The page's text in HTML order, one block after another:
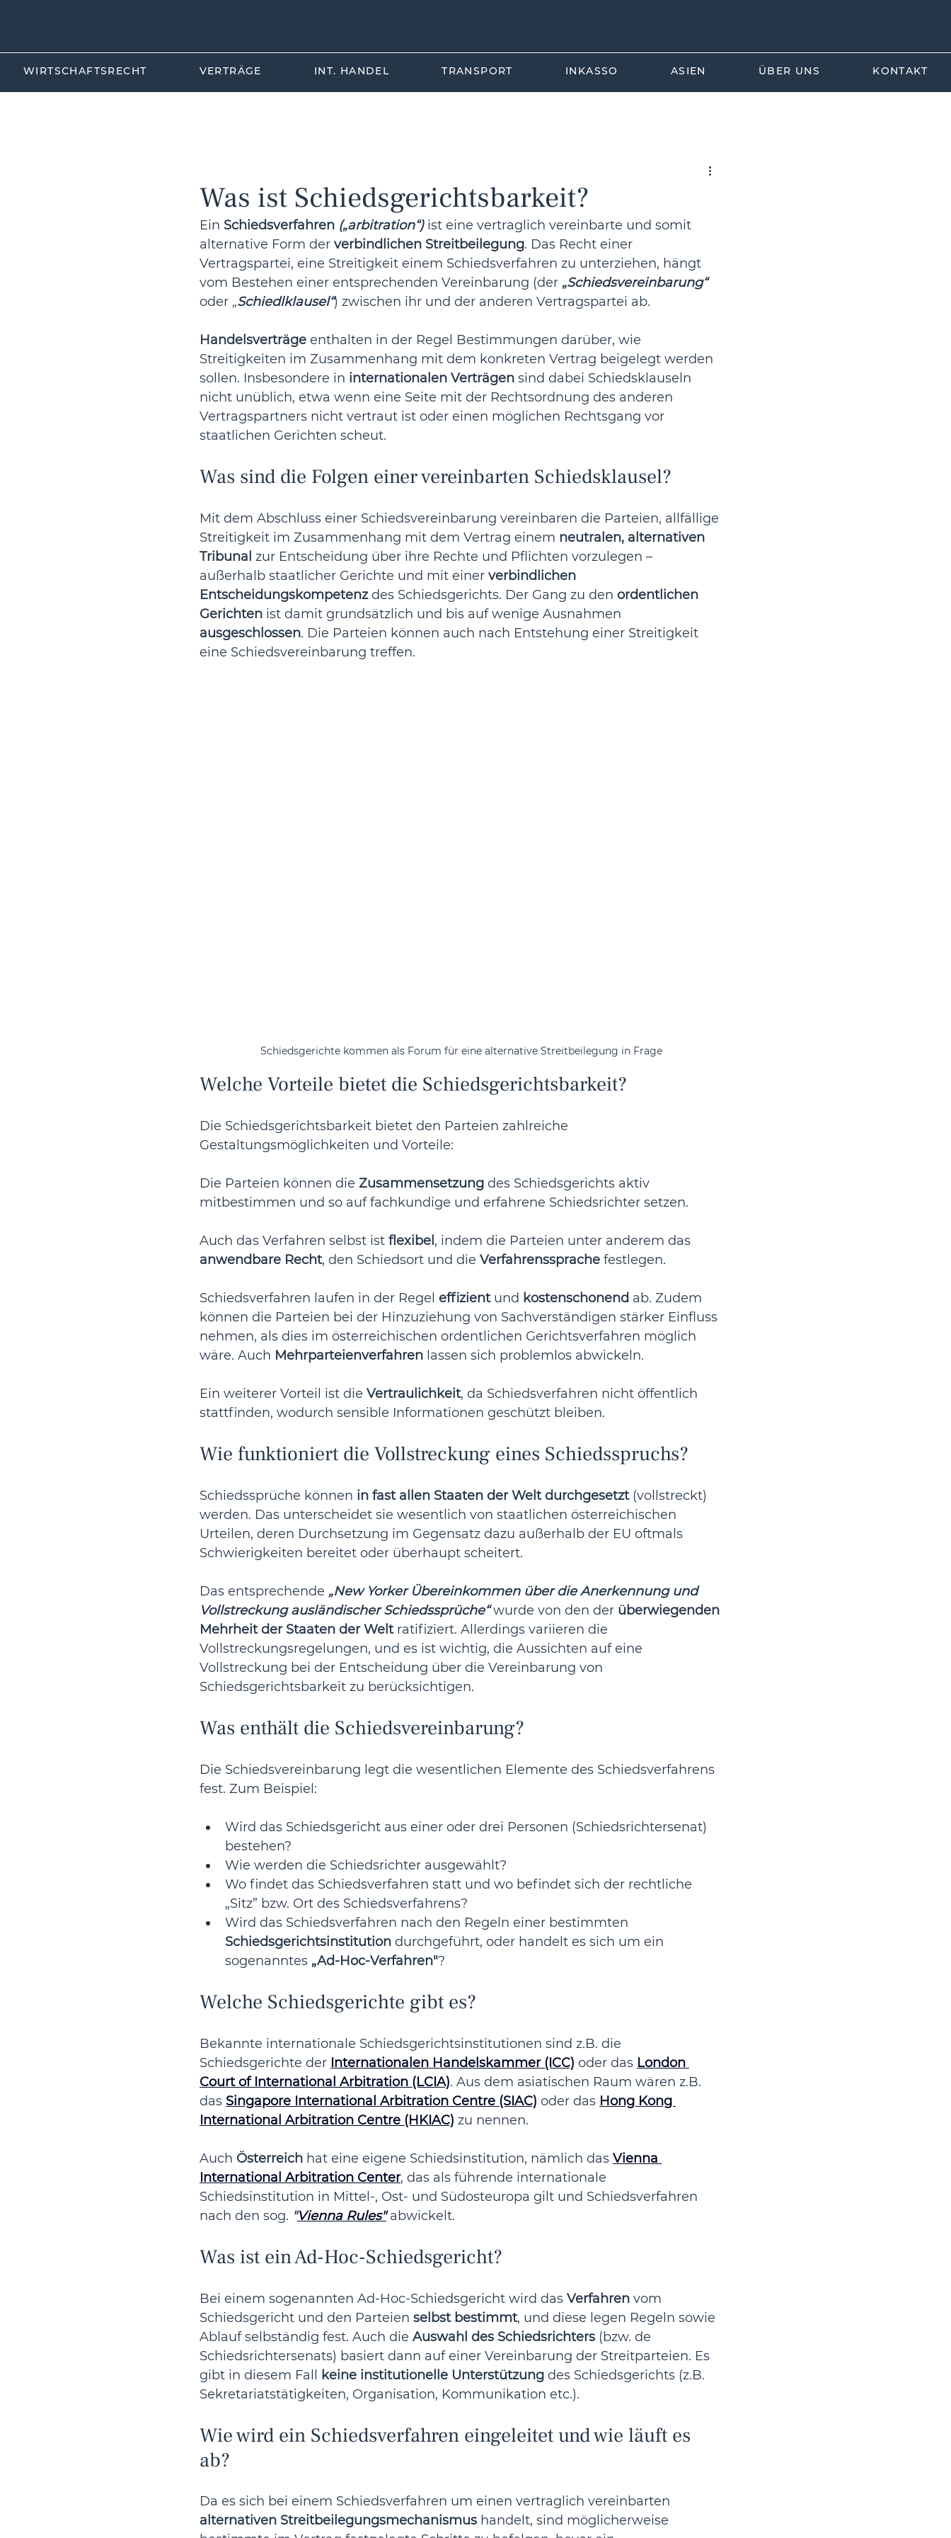
WIRTSCHAFTSRECHT VERTRÄGE INT. HANDEL TRANSPORT INKASSO ASIEN ÜBER UNS KONTAKT
Was ist Schiedsgerichtsbarkeit?
Ein Schiedsverfahren („arbitration“) ist eine vertraglich vereinbarte und somit
alternative Form der verbindlichen Streitbeilegung. Das Recht einer
Vertragspartei, eine Streitigkeit einem Schiedsverfahren zu unterziehen, hängt
vom Bestehen einer entsprechenden Vereinbarung (der „Schiedsvereinbarung“
oder „Schiedlklausel“) zwischen ihr und der anderen Vertragspartei ab.
Handelsverträge enthalten in der Regel Bestimmungen darüber, wie
Streitigkeiten im Zusammenhang mit dem konkreten Vertrag beigelegt werden
sollen. Insbesondere in internationalen Verträgen sind dabei Schiedsklauseln
nicht unüblich, etwa wenn eine Seite mit der Rechtsordnung des anderen
Vertragspartners nicht vertraut ist oder einen möglichen Rechtsgang vor
staatlichen Gerichten scheut.
Was sind die Folgen einer vereinbarten Schiedsklausel?
Mit dem Abschluss einer Schiedsvereinbarung vereinbaren die Parteien, allfällige
Streitigkeit im Zusammenhang mit dem Vertrag einem neutralen, alternativen
Tribunal zur Entscheidung über ihre Rechte und Pflichten vorzulegen –
außerhalb staatlicher Gerichte und mit einer verbindlichen
Entscheidungskompetenz des Schiedsgerichts. Der Gang zu den ordentlichen
Gerichten ist damit grundsätzlich und bis auf wenige Ausnahmen
ausgeschlossen. Die Parteien können auch nach Entstehung einer Streitigkeit
eine Schiedsvereinbarung treffen.
Schiedsgerichte kommen als Forum für eine alternative Streitbeilegung in Frage
Welche Vorteile bietet die Schiedsgerichtsbarkeit?
Die Schiedsgerichtsbarkeit bietet den Parteien zahlreiche
Gestaltungsmöglichkeiten und Vorteile:
Die Parteien können die Zusammensetzung des Schiedsgerichts aktiv
mitbestimmen und so auf fachkundige und erfahrene Schiedsrichter setzen.
Auch das Verfahren selbst ist flexibel , indem die Parteien unter anderem das
anwendbare Recht, den Schiedsort und die Verfahrenssprache festlegen.
Schiedsverfahren laufen in der Regel effizient und kostenschonend ab. Zudem
können die Parteien bei der Hinzuziehung von Sachverständigen stärker Einfluss
nehmen, als dies im österreichischen ordentlichen Gerichtsverfahren möglich
wäre. Auch Mehrparteienverfahren lassen sich problemlos abwickeln.
Ein weiterer Vorteil ist die Vertraulichkeit, da Schiedsverfahren nicht öffentlich
stattfinden, wodurch sensible Informationen geschützt bleiben.
Wie funktioniert die Vollstreckung eines Schiedsspruchs?
Schiedssprüche können in fast allen Staaten der Welt durchgesetzt (vollstreckt)
werden. Das unterscheidet sie wesentlich von staatlichen österreichischen
Urteilen, deren Durchsetzung im Gegensatz dazu außerhalb der EU oftmals
Schwierigkeiten bereitet oder überhaupt scheitert.
Das entsprechende „New Yorker Übereinkommen über die Anerkennung und
Vollstreckung ausländischer Schiedssprüche“ wurde von den der überwiegenden
Mehrheit der Staaten der Welt ratifiziert. Allerdings variieren die
Vollstreckungsregelungen, und es ist wichtig, die Aussichten auf eine
Vollstreckung bei der Entscheidung über die Vereinbarung von
Schiedsgerichtsbarkeit zu berücksichtigen.
Was enthält die Schiedsvereinbarung?
Die Schiedsvereinbarung legt die wesentlichen Elemente des Schiedsverfahrens
fest. Zum Beispiel:
Wird das Schiedsgericht aus einer oder drei Personen (Schiedsrichtersenat)
bestehen?
Wie werden die Schiedsrichter ausgewählt?
Wo findet das Schiedsverfahren statt und wo befindet sich der rechtliche
„Sitz” bzw. Ort des Schiedsverfahrens?
Wird das Schiedsverfahren nach den Regeln einer bestimmten
Schiedsgerichtsinstitution durchgeführt, oder handelt es sich um ein
sogenanntes „Ad-Hoc-Verfahren"?
Welche Schiedsgerichte gibt es?
Bekannte internationale Schiedsgerichtsinstitutionen sind z.B. die
Schiedsgerichte der Internationalen Handelskammer (ICC) oder das London
Court of International Arbitration (LCIA). Aus dem asiatischen Raum wären z.B.
das Singapore International Arbitration Centre (SIAC) oder das Hong Kong
International Arbitration Centre (HKIAC) zu nennen.
Auch Österreich hat eine eigene Schiedsinstitution, nämlich das Vienna
International Arbitration Center, das als führende internationale
Schiedsinstitution in Mittel-, Ost- und Südosteuropa gilt und Schiedsverfahren
nach den sog. "Vienna Rules" abwickelt.
Was ist ein Ad-Hoc-Schiedsgericht?
Bei einem sogenannten Ad-Hoc-Schiedsgericht wird das Verfahren vom
Schiedsgericht und den Parteien selbst bestimmt, und diese legen Regeln sowie
Ablauf selbständig fest. Auch die Auswahl des Schiedsrichters (bzw. de
Schiedsrichtersenats) basiert dann auf einer Vereinbarung der Streitparteien. Es
gibt in diesem Fall
keine institutionelle Unterstützung des Schiedsgerichts (z.B.
Sekretariatstätigkeiten, Organisation, Kommunikation etc.).
Wie wird ein Schiedsverfahren eingeleitet und wie läuft es
ab?
Da es sich bei einem Schiedsverfahren um einen vertraglich vereinbarten
alternativen Streitbeilegungsmechanismus handelt, sind möglicherweise